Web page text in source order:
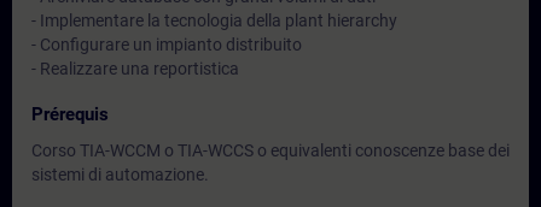
- Implementare la tecnologia della plant hierarchy
- Configurare un impianto distribuito
- Realizzare una reportistica
Prérequis
Corso TIA-WCCM o TIA-WCCS o equivalenti conoscenze base dei
sistemi di automazione.